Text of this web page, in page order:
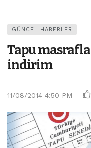
GÜNCEL HABERLER
Tapu
indirim
11/08/2014 4:50 PM